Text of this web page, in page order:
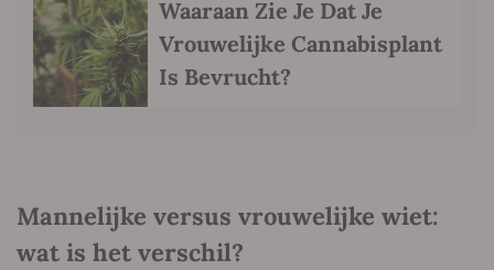
Waaraan Zie Je Dat Je
Vrouwelijke Cannabisplant
Is Bevrucht?
Mannelijke versus vrouwelijke wiet:
wat is het verschil?